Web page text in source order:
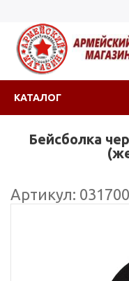
КАТАЛОГ
Бейсболка
Артикул: